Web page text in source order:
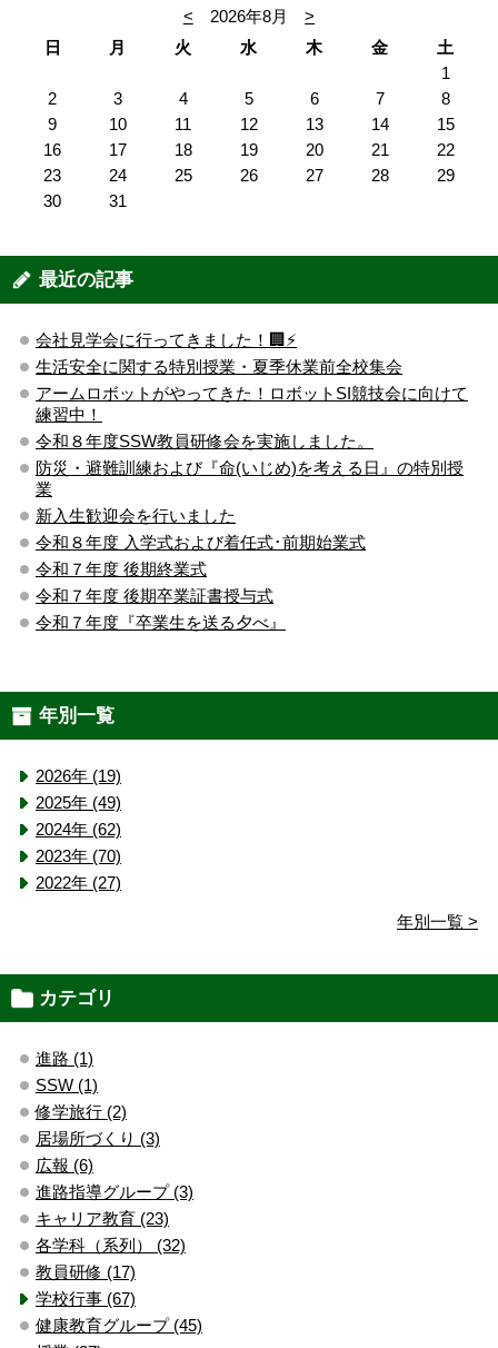
< 2026年8月
>
日
月 火 水 木 金
土
1
2
3 4 5 6 7
8
9
10 11 12 13 14
15
16
17 18 19 20 21
22
23
24 25 26 27 28
29
30
31
最近の記事
会社見学会に行ってきました！🏢⚡️
生活安全に関する特別授業・夏季休業前全校集会
アームロボットがやってきた！ロボットSI競技会に向けて
練習中！
令和８年度SSW教員研修会を実施しました。
防災・避難訓練および『命(いじめ)を考える日』の特別授
業
新入生歓迎会を行いました
令和８年度 入学式および着任式･前期始業式
令和７年度 後期終業式
令和７年度 後期卒業証書授与式
令和７年度『卒業生を送る夕べ』
年別一覧
2026年 (19)
2025年 (49)
2024年 (62)
2023年 (70)
2022年 (27)
年別一覧 >
カテゴリ
進路 (1)
SSW (1)
修学旅行 (2)
居場所づくり (3)
広報 (6)
進路指導グループ (3)
キャリア教育 (23)
各学科（系列） (32)
教員研修 (17)
学校行事 (67)
健康教育グループ (45)